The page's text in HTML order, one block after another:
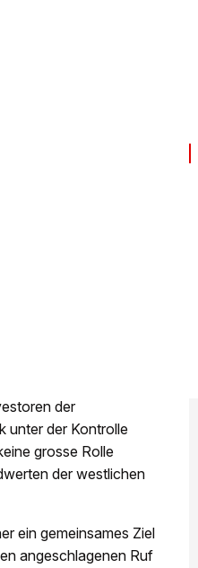
der
unter der Kontrolle
grosse Rolle
der westlichen
ein gemeinsames Ziel
angeschlagenen Ruf